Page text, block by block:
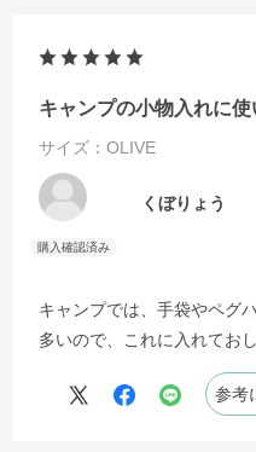
キャンプの小物入れに使
サイズ：OLIVE
くぼりょう
キャンプでは、手袋やペグ
多いので、これに入れてお
参考